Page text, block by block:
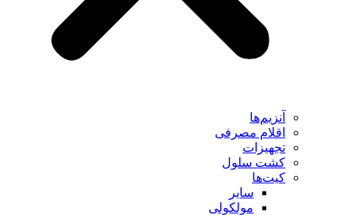
آنزیم‌ها
اقلام مصرفی
تجهیزات
کشت سلول
کیت‌ها
سایر
مولکولی